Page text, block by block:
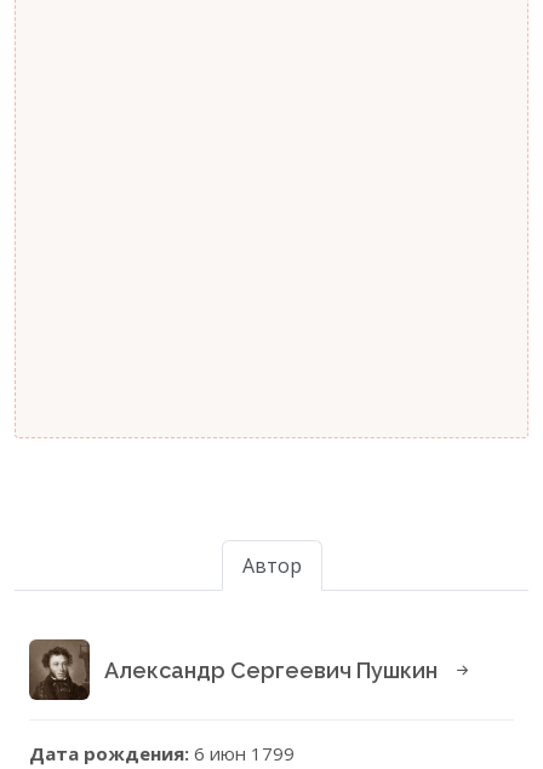
Автор
Александр Сергеевич Пушкин
Дата рождения: 6 июн 1799